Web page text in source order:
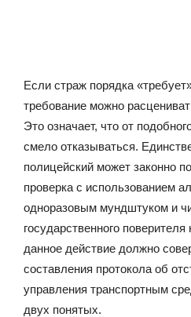
Если страж порядка
требование можно
Это означает, что от
смело отказываться.
полицейский может законно
проверка с использованием
одноразовым мундштуком и
государственного
данное действие должно
составления протокола об
управления транспортным
двух понятых.